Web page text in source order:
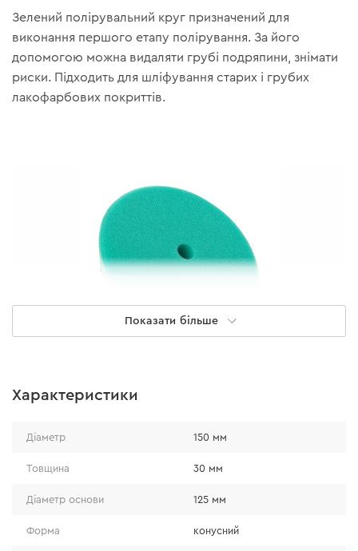
Зелений полірувальний круг призначений для
виконання першого етапу полірування. За його
допомогою можна видаляти грубі подряпини, знімати
риски. Підходить для шліфування старих і грубих
лакофарбових покриттів.
Особливості конструкції
конусна форма, завдяки якій зменшується ризик
пошкодити лакофарбове покриття під час
липучка, яка надійно фіксує диск на основі;
отвір для охолодження.
Показати більше
Характеристики
Діаметр 150 мм
Товщина 30 мм
Діаметр основи 125 мм
Форма конусний